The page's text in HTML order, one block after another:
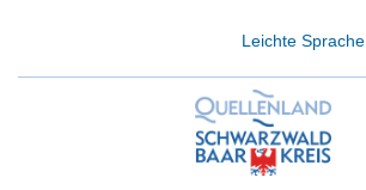
Leichte Sprache